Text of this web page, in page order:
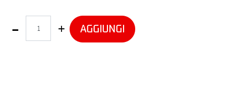
AGGIUNGI